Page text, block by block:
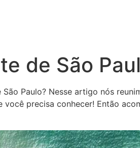
de São
Paulo? Nesse artigo nós
você precisa conhecer! Então